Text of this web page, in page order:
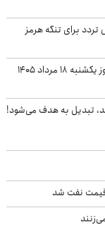
برای تنگه هرمز
تغییرات تند قیمت محصولات ایران‌خودرو و سایپا امروز یکشنبه ۱۸ مرداد ۱۴۰۵
تبدیل به هدف می‌شود!
قیمت نفت شد